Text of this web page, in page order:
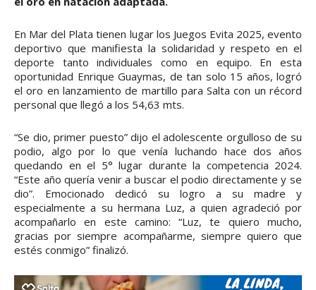
En Mar del Plata tienen lugar los Juegos Evita 2025, evento
deportivo que manifiesta la solidaridad y respeto en el
deporte tanto individuales como en equipo. En esta
oportunidad Enrique Guaymas, de tan solo 15 años, logró
el oro en lanzamiento de martillo para Salta con un récord
personal que llegó a los 54,63 mts.
“Se dio, primer puesto” dijo el adolescente orgulloso de su
podio, algo por lo que venía luchando hace dos años
quedando en el 5° lugar durante la competencia 2024.
“Este año quería venir a buscar el podio directamente y se
dio”. Emocionado dedicó su logro a su madre y
especialmente a su hermana Luz, a quien agradeció por
acompañarlo en este camino: “Luz, te quiero mucho,
gracias por siempre acompañarme, siempre quiero que
estés conmigo” finalizó.